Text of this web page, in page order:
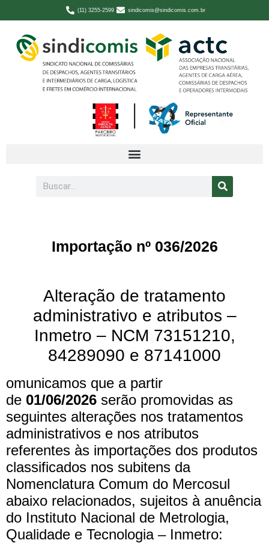
(11) 3255-2599 sindicomis@sindicomis.com.br
Importação nº 036/2026
Alteração de tratamento
administrativo e atributos –
Inmetro – NCM 73151210,
84289090 e 87141000
omunicamos que a partir
de 01/06/2026 serão promovidas as
seguintes alterações nos tratamentos
administrativos e nos atributos
referentes às importações dos produtos
classificados nos subitens da
Nomenclatura Comum do Mercosul
abaixo relacionados, sujeitos à anuência
do Instituto Nacional de Metrologia,
Qualidade e Tecnologia – Inmetro: